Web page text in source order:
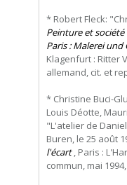
* Robert Fleck:
Peinture et
Paris : Malerei und
Klagenfurt : Ritter
allemand, cit. et
* Christine Buci-
Louis Déotte,
"L'atelier de
Buren, le 25 août
l'écart, Paris :
commun, mai